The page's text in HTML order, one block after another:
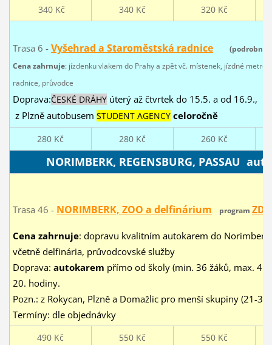
340 Kč 340 Kč 320 Kč
Trasa 6 - Vyšehrad a Staroměstská radnice
(podrobný
Cena zahrnuje: jízdenku vlakem do Prahy a zpět vč. místenek, jízdné
radnice, průvodce
Doprava:ČESKÉ DRÁHYúterý až čtvrtek do 15.5. a od 16.9.,
z Plzně autobusem STUDENT AGENCY celoročně
280 Kč 280 Kč 260 Kč
NORIMBERK, REGENSBURG, PASSAU
Trasa 46 - NORIMBERK, ZOO a delfinárium program ZDE
Cena zahrnuje: dopravu kvalitním autokarem do
včetně delfinária, průvodcovské služby
Doprava: autokarem přímo od školy (min. 36 žáků, max.
20. hodiny.
Pozn.: z Rokycan, Plzně a Domažlic pro menší skupiny (21-
Termíny: dle objednávky
490 Kč 550 Kč 550 Kč